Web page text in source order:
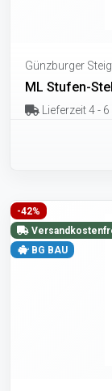
Günzburger
ML Stufen-
Lieferzeit 4 - 6
-42%
BG BAU